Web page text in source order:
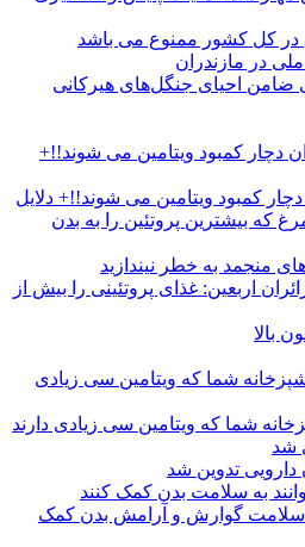
دچار کمبود ویتامین می شوند!!+ دلایل
شما که ویتامین سی زیادی دارند